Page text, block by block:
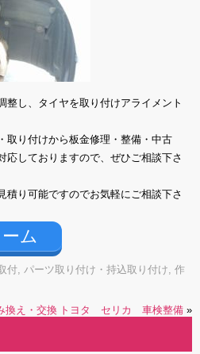
整し、タイヤを取り付けアライメント
取り付けから板金修理・整備・中古
応しておりますので、ぜひご相談下さ
積り可能ですのでお気軽にご相談下さ
ム
付, パーツ取り付け・持込取り付け, 作
え・交換 トヨタ セリカ 車検整備 »